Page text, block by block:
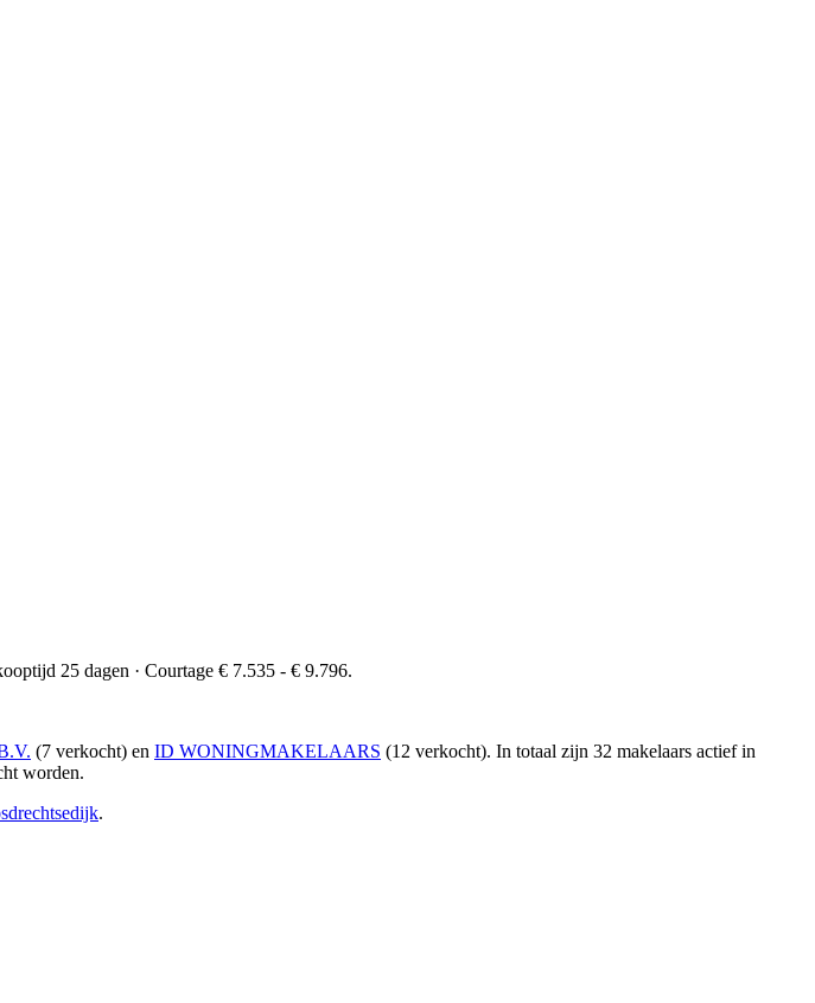
25 dagen · Courtage € 7.535 - € 9.796.
(7 verkocht) en ID WONINGMAKELAARS (12 verkocht). In totaal zijn 32 makelaars actief in
worden.
.